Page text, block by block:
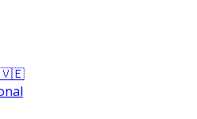
🇻🇪